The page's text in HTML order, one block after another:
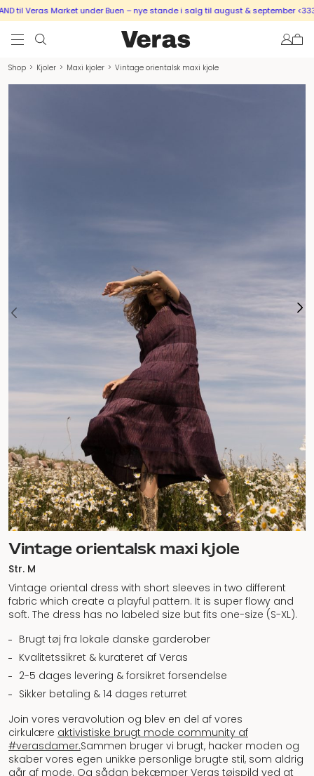
til Veras Market under Buen – nye stande i salg til august & september <333
Shop > Kjoler > Maxi kjoler > Vintage orientalsk maxi kjole
Vintage orientalsk maxi kjole
Str. M
Vintage oriental dress with short sleeves in two different
fabric which create a playful pattern. It is super flowy and
soft. The dress has no labeled size but fits one-size (S-XL).
Brugt tøj fra lokale danske garderober
Kvalitetssikret & kurateret af Veras
2-5 dages levering & forsikret forsendelse
Sikker betaling & 14 dages returret
Join vores veravolution og blev en del af vores
cirkulære aktivistiske brugt mode community af
#verasdamer.Sammen bruger vi brugt, hacker moden og
skaber vores egen unikke personlige brugte stil, som aldrig
går af mode. Og sådan bekæmper Veras tøjspild ved at